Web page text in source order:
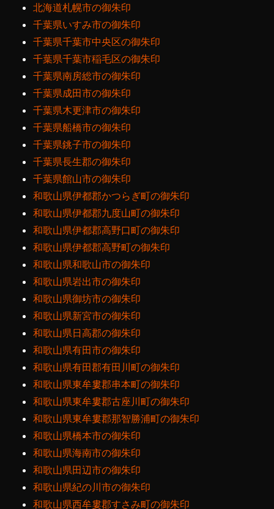
北海道札幌市の御朱印
千葉県いすみ市の御朱印
千葉県千葉市中央区の御朱印
千葉県千葉市稲毛区の御朱印
千葉県南房総市の御朱印
千葉県成田市の御朱印
千葉県木更津市の御朱印
千葉県船橋市の御朱印
千葉県銚子市の御朱印
千葉県長生郡の御朱印
千葉県館山市の御朱印
和歌山県伊都郡かつらぎ町の御朱印
和歌山県伊都郡九度山町の御朱印
和歌山県伊都郡高野口町の御朱印
和歌山県伊都郡高野町の御朱印
和歌山県和歌山市の御朱印
和歌山県岩出市の御朱印
和歌山県御坊市の御朱印
和歌山県新宮市の御朱印
和歌山県日高郡の御朱印
和歌山県有田市の御朱印
和歌山県有田郡有田川町の御朱印
和歌山県東牟婁郡串本町の御朱印
和歌山県東牟婁郡古座川町の御朱印
和歌山県東牟婁郡那智勝浦町の御朱印
和歌山県橋本市の御朱印
和歌山県海南市の御朱印
和歌山県田辺市の御朱印
和歌山県紀の川市の御朱印
和歌山県西牟婁郡すさみ町の御朱印